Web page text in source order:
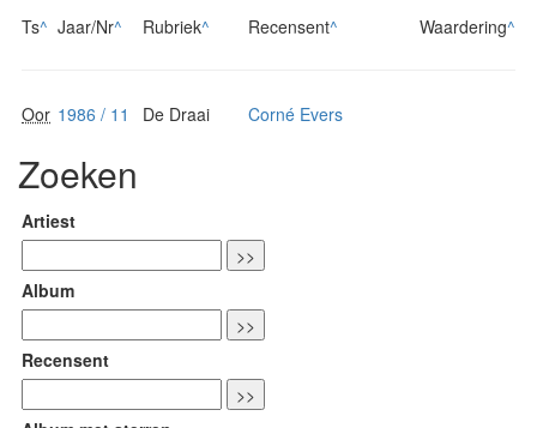
Ts^ Jaar/Nr^ Rubriek^ Recensent^ Waardering^
Oor 1986 / 11 De Draai Corné Evers
Zoeken
Artiest
Album
Recensent